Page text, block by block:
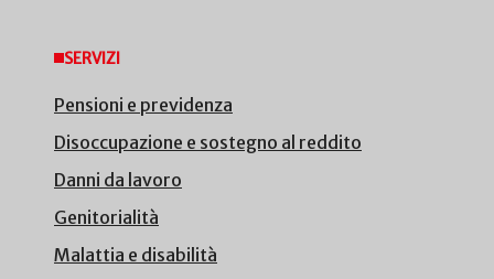
SERVIZI
Pensioni e previdenza
Disoccupazione e sostegno al reddito
Danni da lavoro
Genitorialità
Malattia e disabilità